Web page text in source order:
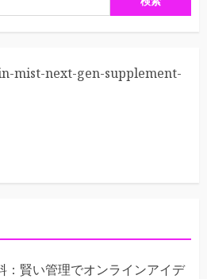
mist-next-gen-supplement-
：賢い管理でオンラインアイデ